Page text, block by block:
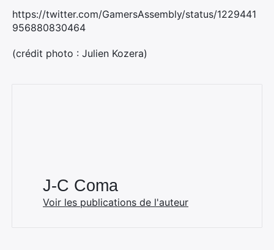
https://twitter.com/GamersAssembly/status/1229441
956880830464
(crédit photo : Julien Kozera)
J-C Coma
Voir les publications de l'auteur